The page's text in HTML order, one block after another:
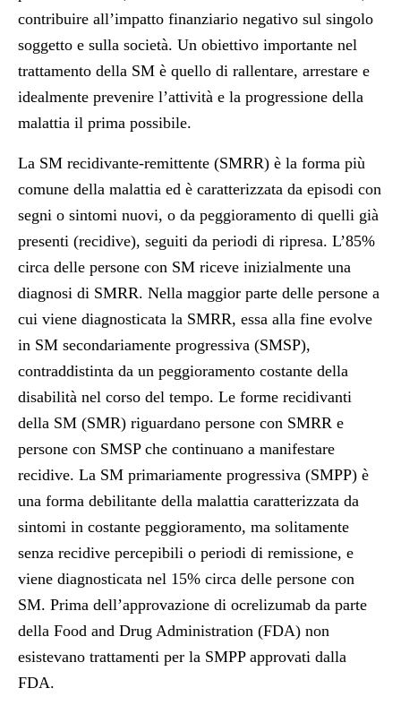
contribuire all’impatto finanziario negativo sul singolo
soggetto e sulla società. Un obiettivo importante nel
trattamento della SM è quello di rallentare, arrestare e
idealmente prevenire l’attività e la progressione della
malattia il prima possibile.
La SM recidivante-remittente (SMRR) è la forma più
comune della malattia ed è caratterizzata da episodi con
segni o sintomi nuovi, o da peggioramento di quelli già
presenti (recidive), seguiti da periodi di ripresa. L’85%
circa delle persone con SM riceve inizialmente una
diagnosi di SMRR. Nella maggior parte delle persone a
cui viene diagnosticata la SMRR, essa alla fine evolve
in SM secondariamente progressiva (SMSP),
contraddistinta da un peggioramento costante della
disabilità nel corso del tempo. Le forme recidivanti
della SM (SMR) riguardano persone con SMRR e
persone con SMSP che continuano a manifestare
recidive. La SM primariamente progressiva (SMPP) è
una forma debilitante della malattia caratterizzata da
sintomi in costante peggioramento, ma solitamente
senza recidive percepibili o periodi di remissione, e
viene diagnosticata nel 15% circa delle persone con
SM. Prima dell’approvazione di ocrelizumab da parte
della Food and Drug Administration (FDA) non
esistevano trattamenti per la SMPP approvati dalla
FDA.